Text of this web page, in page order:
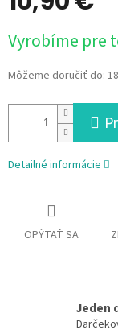
cena:
Vyrobíme pre
Môžeme doručiť do:
Detailné informácie
OPÝTAŤ SA
Jeden